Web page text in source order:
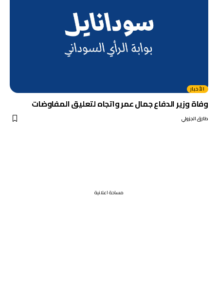
الأخبار
وفاة وزير الدفاع جمال عمر واتجاه لتعليق المفاوضات
طارق الجزولي
مساحة اعلانية